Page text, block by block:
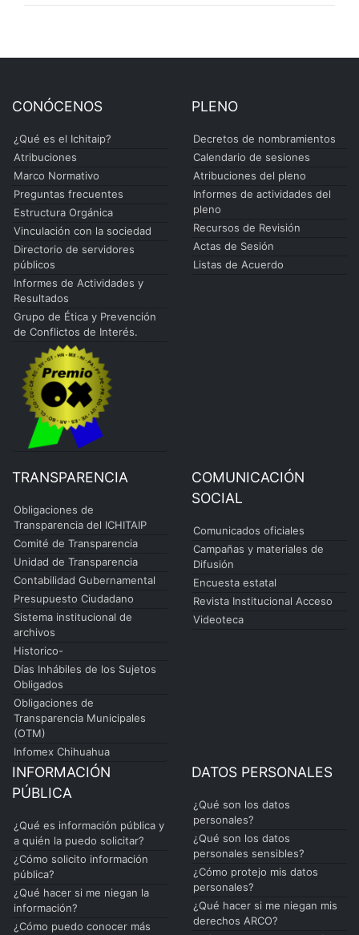
CONÓCENOS
¿Qué es el Ichitaip?
Atribuciones
Marco Normativo
Preguntas frecuentes
Estructura Orgánica
Vinculación con la sociedad
Directorio de servidores
públicos
Informes de Actividades y
Resultados
Grupo de Ética y Prevención
de Conflictos de Interés.
PLENO
Decretos de nombramientos
Calendario de sesiones
Atribuciones del pleno
Informes de actividades del
pleno
Recursos de Revisión
Actas de Sesión
Listas de Acuerdo
TRANSPARENCIA
Obligaciones de
Transparencia del ICHITAIP
Comité de Transparencia
Unidad de Transparencia
Contabilidad Gubernamental
Presupuesto Ciudadano
Sistema institucional de
archivos
Historico-
Días Inhábiles de los Sujetos
Obligados
Obligaciones de
Transparencia Municipales
(OTM)
Infomex Chihuahua
COMUNICACIÓN
SOCIAL
Comunicados oficiales
Campañas y materiales de
Difusión
Encuesta estatal
Revista Institucional Acceso
Videoteca
INFORMACIÓN
PÚBLICA
¿Qué es información pública y
a quién la puedo solicitar?
¿Cómo solicito información
pública?
¿Qué hacer si me niegan la
información?
¿Cómo puedo conocer más
DATOS PERSONALES
¿Qué son los datos
personales?
¿Qué son los datos
personales sensibles?
¿Cómo protejo mis datos
personales?
¿Qué hacer si me niegan mis
derechos ARCO?